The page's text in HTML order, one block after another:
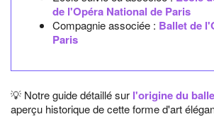
de l'Opéra National de Paris
Compagnie associée : Ballet de
Paris
💡 Notre guide détaillé sur l'origine du
aperçu historique de cette forme d'art